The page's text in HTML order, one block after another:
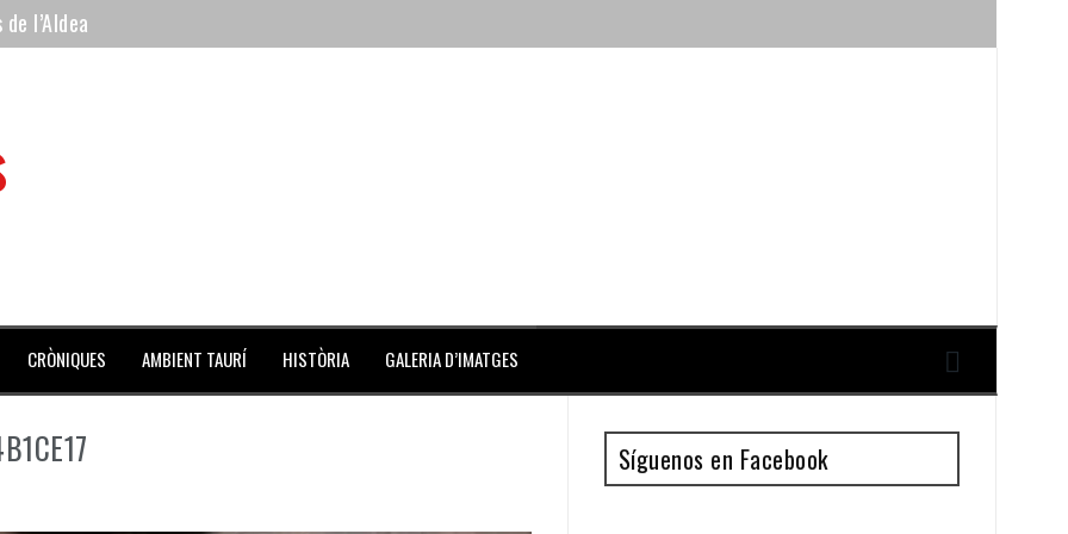
l’Aldea
premiado como el novillo más bravo en San Adrián
CRÒNIQUES AMBIENT TAURÍ HISTÒRIA GALERIA D’IMATGES
Síguenos en Facebook